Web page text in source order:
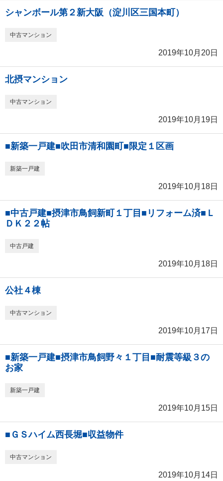
シャンボール第２新大阪（淀川区三国本町）
中古マンション
2019年10月20日
北摂マンション
中古マンション
2019年10月19日
■新築一戸建■吹田市清和園町■限定１区画
新築一戸建
2019年10月18日
■中古戸建■摂津市鳥飼新町１丁目■リフォーム済■Ｌ
ＤＫ２２帖
中古戸建
2019年10月18日
公社４棟
中古マンション
2019年10月17日
■新築一戸建■摂津市鳥飼野々１丁目■耐震等級３の
お家
新築一戸建
2019年10月15日
■ＧＳハイム西長堀■収益物件
中古マンション
2019年10月14日